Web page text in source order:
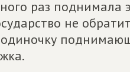
раз поднимала
не